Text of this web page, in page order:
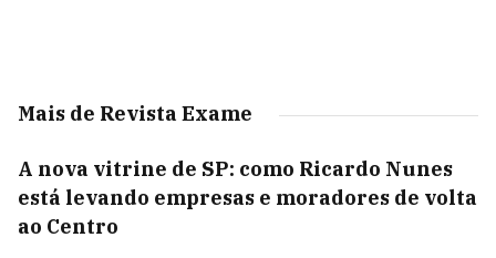
Mais de Revista Exame
A nova vitrine de SP: como Ricardo Nunes
está levando empresas e moradores de volta
ao Centro